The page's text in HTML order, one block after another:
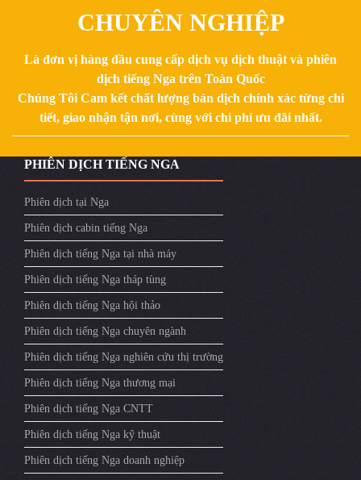
CHUYÊN NGHIỆP
Là đơn vị hàng đầu cung cấp dịch vụ dịch thuật và phiên
dịch tiếng Nga trên Toàn Quốc
Chúng Tôi Cam kết chất lượng bản dịch chính xác từng chi
tiết, giao nhận tận nơi, cùng với chi phí ưu đãi nhất.
PHIÊN DỊCH TIẾNG NGA
Phiên dịch tại Nga
Phiên dịch cabin tiếng Nga
Phiên dịch tiếng Nga tại nhà máy
Phiên dịch tiếng Nga tháp tùng
Phiên dịch tiếng Nga hội thảo
Phiên dịch tiếng Nga chuyên ngành
Phiên dịch tiếng Nga nghiên cứu thị trường
Phiên dịch tiếng Nga thương mại
Phiên dịch tiếng Nga CNTT
Phiên dịch tiếng Nga kỹ thuật
Phiên dịch tiếng Nga doanh nghiệp